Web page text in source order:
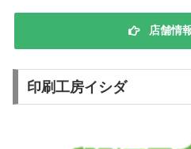
店舗情
印刷工房イシダ